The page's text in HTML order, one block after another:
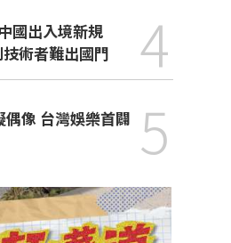
國出入境新規
術者難出國門
4
5